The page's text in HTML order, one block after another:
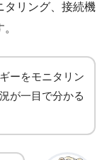
タリング、接続機
ーをモニタリン
が一目で分かる